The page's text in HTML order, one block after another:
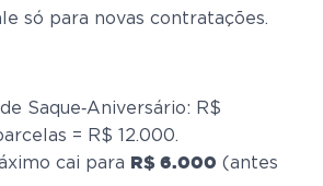
só para novas contratações.
Saque‑Aniversário: R$
= R$ 12.000.
cai para
R$ 6.000 (antes